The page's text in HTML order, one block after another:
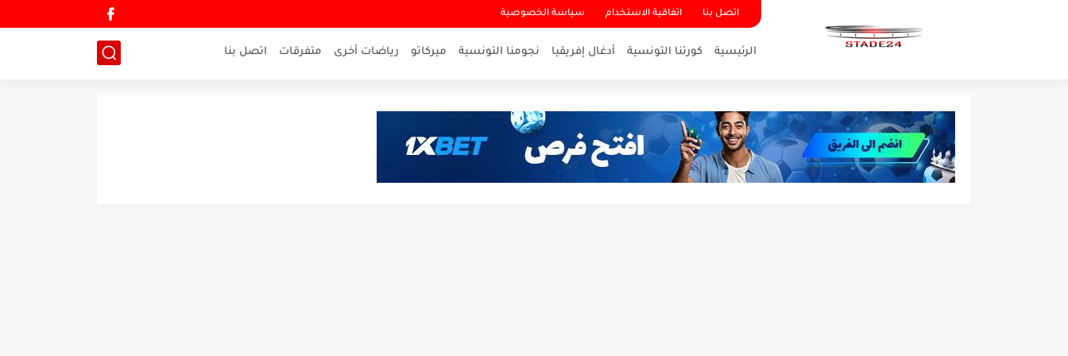
اتصل بنا اتفاقية الاستخدام سياسة الخصوصية
الرئيسية كورتنا التونسية أدغال إفريقيا نجومنا التونسية ميركاتو رياضات أخرى متفرقات اتصل بنا